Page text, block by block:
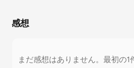
感想
まだ感想はありません。最初の1